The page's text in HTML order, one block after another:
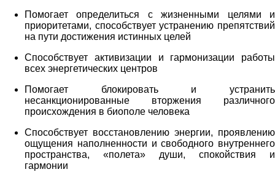
Помогает определиться с жизненными целями и
приоритетами, способствует устранению препятствий
на пути достижения истинных целей
Способствует активизации и гармонизации работы
всех энергетических центров
Помогает блокировать и устранить
несанкционированные вторжения различного
происхождения в биополе человека
Способствует восстановлению энергии, проявлению
ощущения наполненности и свободного внутреннего
пространства, «полета» души, спокойствия и
гармонии